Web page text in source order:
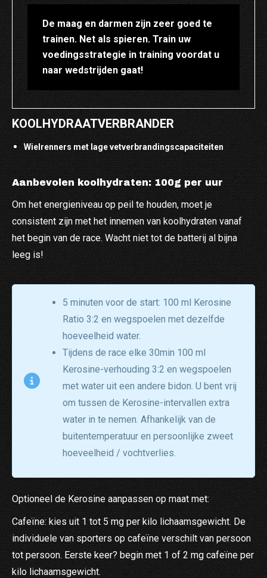
De maag en darmen zijn zeer goed te
trainen. Net als spieren. Train uw
voedingsstrategie in training voordat u
naar wedstrijden gaat!
KOOLHYDRAATVERBRANDER
Wielrenners met lage vetverbrandingscapaciteiten
Aanbevolen koolhydraten: 100g per uur
Om het energieniveau op peil te houden, moet je
consistent zijn met het innemen van koolhydraten vanaf
het begin van de race. Wacht niet tot de batterij al bijna
leeg is!
5 minuten voor de start: 100 ml Kerosine
Ratio 3:2 en wegspoelen met dezelfde
hoeveelheid water.
Tijdens de race elke 30min 100 ml
Kerosine-verhouding 3:2 en wegspoelen
met water uit een andere bidon. U bent vrij
om tussen de Kerosine-intervallen extra
water in te nemen. Afhankelijk van de
buitentemperatuur en persoonlijke zweet
hoeveelheid / vochtverlies.
Optioneel de Kerosine aanpassen op maat met:
Cafeïne: kies uit 1 tot 5 mg per kilo lichaamsgewicht. De
individuele van sporters op cafeïne verschilt van persoon
tot persoon. Eerste keer? begin met 1 of 2 mg cafeïne per
kilo lichaamsgewicht.